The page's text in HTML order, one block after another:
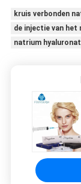
kruis verbonden
de injectie van het
natrium